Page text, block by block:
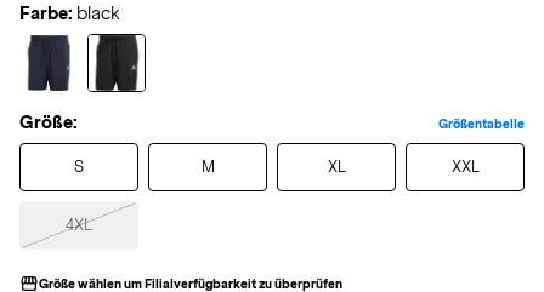
Farbe: black
Größe: Größentabelle
S M XL XXL
4XL
Größe wählen um Filialverfügbarkeit zu überprüfen